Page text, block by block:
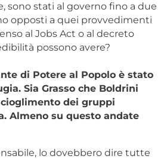
sono stati al governo fino a due
opposti a quei provvedimenti
al Jobs Act o al decreto
possono avere?
di Potere al Popolo è stato
Sia Grasso che Boldrini
dei gruppi
Almeno su questo andate
lo dovebbero dire tutte